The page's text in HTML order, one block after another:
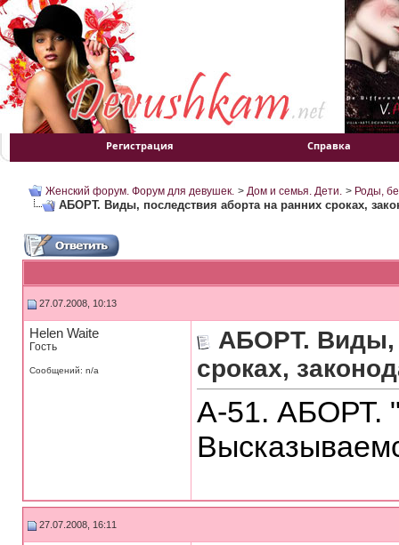
Регистрация Справка
Женский форум. Форум для девушек. > Дом и семья. Дети. > Роды,
АБОРТ. Виды, последствия аборта на ранних сроках,
27.07.2008, 10:13
Helen Waite
Гость
Сообщений: n/a
АБОРТ. Виды,
сроках,
А-51. АБОРТ.
27.07.2008, 16:11